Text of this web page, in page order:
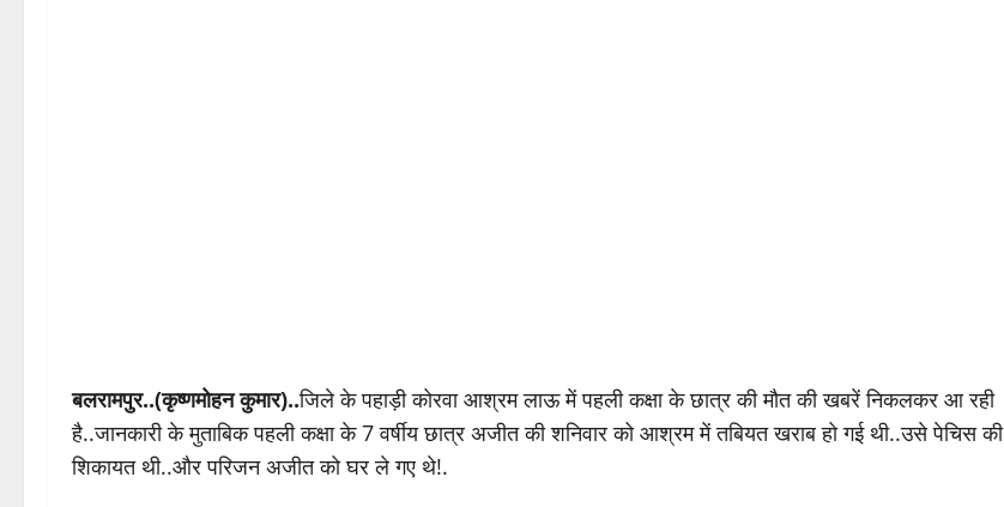
बलरामपुर..(कृष्णमोहन कुमार)..जिले के पहाड़ी कोरवा आश्रम लाऊ में पहली कक्षा के छात्र की मौत की खबरें निकलकर आ रही
है..जानकारी के मुताबिक पहली कक्षा के 7 वर्षीय छात्र अजीत की शनिवार को आश्रम में तबियत खराब हो गई थी..उसे पेचिस की
शिकायत थी..और परिजन अजीत को घर ले गए थे!.